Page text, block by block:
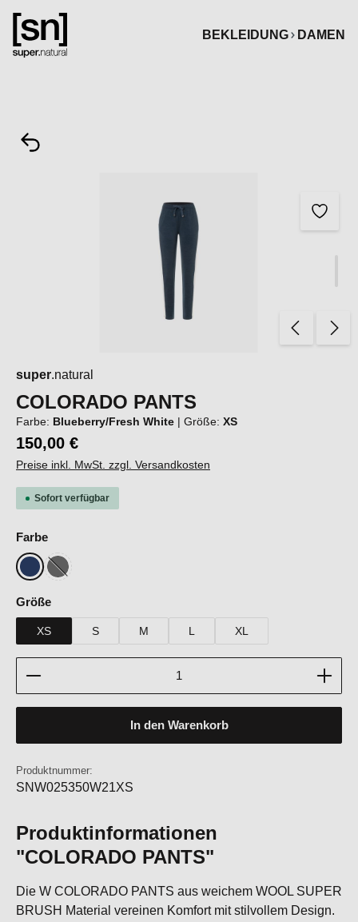
springen
BEKLEIDUNG
DAMEN
super.natural
COLORADO PANTS
Farbe: Blueberry/Fresh White | Größe: XS
150,00 €
Preise inkl. MwSt. zzgl. Versandkosten
Sofort verfügbar
Farbeauswählen
Blueberry/Fresh White
Cashmere Grey Melange/Fresh White
(Diese Option ist zurzeit nicht verfügbar.)
Größeauswählen
XS S M L XL
Produkt Anzahl: Gib den gewünschten Wert ein
In den Warenkorb
Produktnummer:
SNW025350W21XS
Produktinformationen
"COLORADO PANTS"
Die W COLORADO PANTS aus weichem WOOL SUPER
BRUSH Material vereinen Komfort mit stilvollem Design.